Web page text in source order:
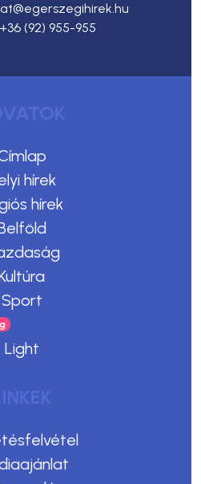
+36 (92) 955-955
hírek
hírek
Sport
Light